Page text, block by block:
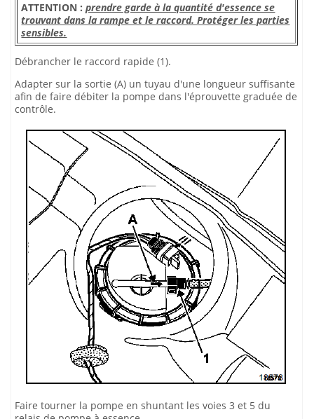
ATTENTION :prendre garde à la quantité d'essence se
trouvant dans la rampe et le raccord. Protéger les parties
sensibles.
Débrancher le raccord rapide (1).
Adapter sur la sortie (A) un tuyau d'une longueur suffisante
afin de faire débiter la pompe dans l'éprouvette graduée de
contrôle.
Faire tourner la pompe en shuntant les voies 3 et 5 du